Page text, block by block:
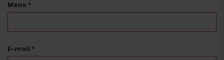
Meno *
E-mail *